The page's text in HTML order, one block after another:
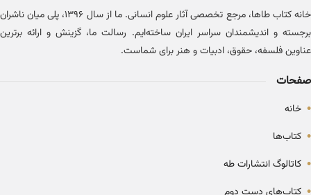
خانه کتاب طاها، مرجع تخصصی آثار علوم انسانی. ما از سال ۱۳۹۶، پلی میان ناشران
برجسته و اندیشمندان سراسر ایران ساخته‌ایم. رسالت ما، گزینش و ارائه برترین
عناوین فلسفه، حقوق، ادبیات و هنر برای شماست.
صفحات
• خانه
• کتاب‌ها
• کاتالوگ انتشارات طه